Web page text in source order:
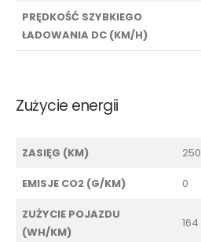
PRĘDKOŚĆ SZYBKIEGO
ŁADOWANIA DC (KM/H)
Zużycie energii
ZASIĘG (KM) 250
EMISJE CO2 (G/KM) 0
ZUŻYCIE POJAZDU
(WH/KM)
164